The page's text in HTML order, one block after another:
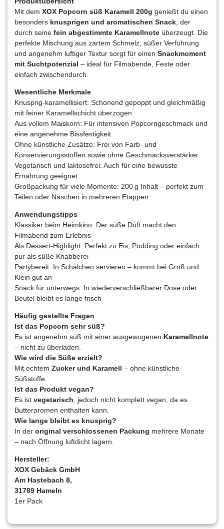
Mit dem XOX Popcorn süß Karamell 200g genießt du einen
besonders knusprigen und aromatischen Snack , der
durch seine fein abgestimmte Karamellnote überzeugt. Die
perfekte Mischung aus zartem Schmelz, süßer Verführung
und angenehm luftiger Textur sorgt für einen Snackmoment
mit Suchtpotenzial – ideal für Filmabende, Feste oder
einfach zwischendurch.
Wesentliche Merkmale
Knusprig-karamellisiert: Schonend gepoppt und gleichmäßig
mit feiner Karamellschicht überzogen
Aus vollem Maiskorn: Für intensiven Popcorngeschmack und
eine angenehme Bissfestigkeit
Ohne künstliche Zusätze: Frei von Farb- und
Konservierungsstoffen sowie ohne Geschmacksverstärker
Vegetarisch und laktosefrei: Auch für eine bewusste
Ernährung geeignet
Großpackung für viele Momente: 200 g Inhalt – perfekt zum
Teilen oder Naschen in mehreren Etappen
Anwendungstipps
Klassiker beim Heimkino: Der süße Duft macht den
Filmabend zum Erlebnis
Als Dessert-Highlight: Perfekt zu Eis, Pudding oder einfach
pur als süße Knabberei
Partybereit: In Schälchen servieren – kommt bei Groß und
Klein gut an
Snack für unterwegs: In wiederverschließbarer Dose oder
Beutel bleibt es lange frisch
Häufig gestellte Fragen
Ist das Popcorn sehr süß?
Es ist angenehm süß mit einer ausgewogenen Karamellnote
– nicht zu überladen.
Wie wird die Süße erzielt?
Mit echtem Zucker und Karamell – ohne künstliche
Süßstoffe.
Ist das Produkt vegan?
Es ist vegetarisch , jedoch nicht komplett vegan, da es
Butteraromen enthalten kann.
Wie lange bleibt es knusprig?
In der original verschlossenen Packung mehrere Monate
– nach Öffnung luftdicht lagern.
Hersteller:
XOX Gebäck GmbH
Am Hastebach 8,
31789 Hameln
1er Pack